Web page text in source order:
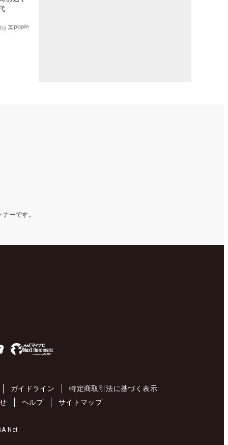
ーです。
ガイドライン
特定商取引法に基づく表示
ヘルプ サイトマップ
Net